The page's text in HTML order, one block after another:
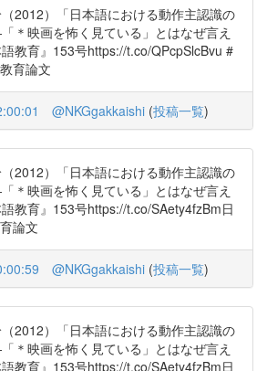
（2012）「日本語における動作主認識の
＊映画を怖く見ている」とはなぜ言え
教育』153号https://t.co/QPcpSlcBvu #
育論文
@NKGgakkaishi (投稿一覧)
（2012）「日本語における動作主認識の
＊映画を怖く見ている」とはなぜ言え
教育』153号https://t.co/SAety4fzBm日
論文
@NKGgakkaishi (投稿一覧)
（2012）「日本語における動作主認識の
＊映画を怖く見ている」とはなぜ言え
教育』153号https://t.co/SAety4fzBm日